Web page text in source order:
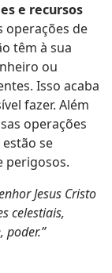
e recursos
operações de
têm à sua
ou
Isso acaba
fazer. Além
operações
se
perigosos.
Jesus Cristo
celestiais,